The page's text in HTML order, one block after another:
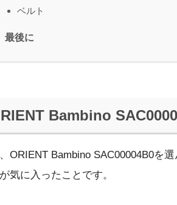
ベルト
最後に
Bambino
ORIENT Bambino SAC00004B0を
気に入ったことです。